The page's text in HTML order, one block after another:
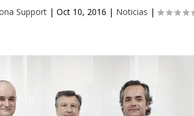
Support| Oct 10, 2016 | Noticias |